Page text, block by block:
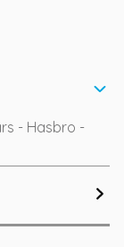
- Hasbro -